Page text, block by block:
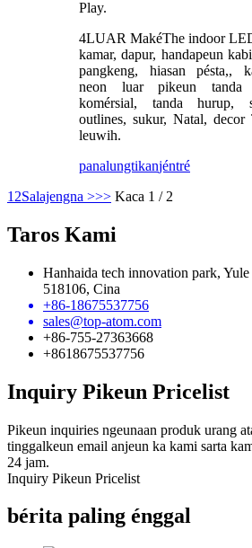
Play.
4LUAR MakéThe indoor
kamar, dapur, handapeun
pangkeng, hiasan pésta,,
neon luar pikeun tanda
komérsial, tanda hurup,
outlines, sukur, Natal,
leuwih.
panalungtikanjéntré
1 2Salajengna >>> Kaca 1 / 2
Taros Kami
Hanhaida tech innovation park,
518106, Cina
+86-18675537756
sales@top-atom.com
+86-755-27363668
+8618675537756
Inquiry Pikeun Pricelist
Pikeun inquiries ngeunaan produk urang
tinggalkeun email anjeun ka kami sarta
24 jam.
Inquiry Pikeun Pricelist
bérita paling énggal